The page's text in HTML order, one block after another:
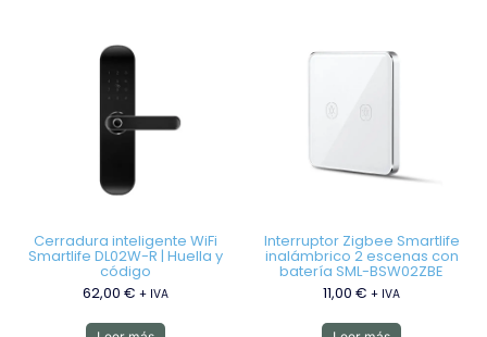
Cerradura inteligente WiFi
Smartlife DL02W-R | Huella y
código
62,00 € + IVA
Interruptor Zigbee Smartlife
inalámbrico 2 escenas con
batería SML-BSW02ZBE
11,00€ + IVA